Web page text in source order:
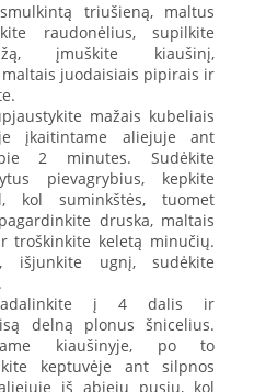
triušieną, maltus
raudonėlius, supilkite
įmuškite kiaušinį,
juodaisiais pipirais ir
mažais kubeliais
įkaitintame aliejuje ant
2 minutes. Sudėkite
pievagrybius, kepkite
kol suminkštės, tuomet
druska, maltais
troškinkite keletą minučių.
išjunkite ugnį, sudėkite
į 4 dalis ir
delną plonus šnicelius.
kiaušinyje, po to
keptuvėje ant silpnos
iš abiejų pusių, kol